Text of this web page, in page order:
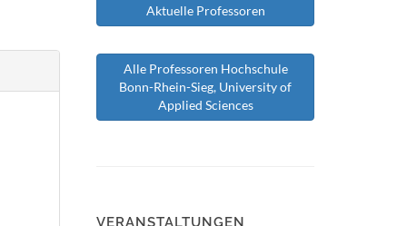
Aktuelle Professoren
Alle Professoren Hochschule
Bonn-Rhein-Sieg, University of
Applied Sciences
VERANSTALTUNGEN